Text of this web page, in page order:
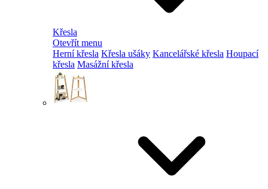
Křesla
Otevřít menu
Herní křesla Křesla ušáky Kancelářské křesla Houpací
křesla Masážní křesla